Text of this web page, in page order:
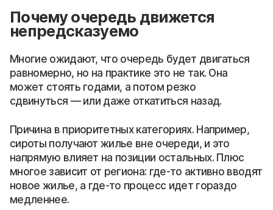
Почему очередь движется
непредсказуемо
Многие ожидают, что очередь будет двигаться
равномерно, но на практике это не так. Она
может стоять годами, а потом резко
сдвинуться — или даже откатиться назад.
Причина в приоритетных категориях. Например,
сироты получают жилье вне очереди, и это
напрямую влияет на позиции остальных. Плюс
многое зависит от региона: где-то активно вводят
новое жилье, а где-то процесс идет гораздо
медленнее.